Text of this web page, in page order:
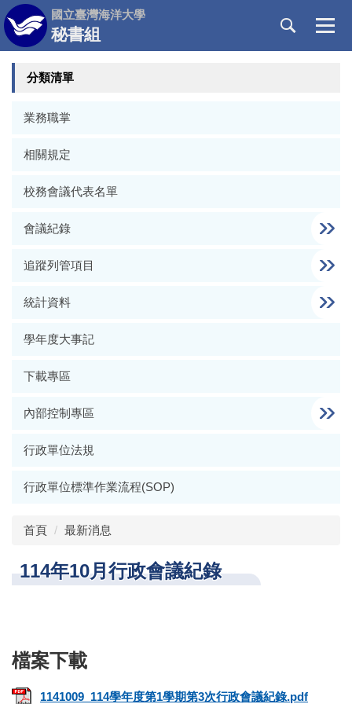
跳
到
主
要
國立臺灣海洋大學
秘書組
分類清單
業務職掌
相關規定
校務會議代表名單
會議紀錄
追蹤列管項目
統計資料
學年度大事記
下載專區
內部控制專區
行政單位法規
行政單位標準作業流程(SOP)
首頁 最新消息
114年10月行政會議紀錄
1141009_114學年度第1學期第3次行政會議紀錄.pdf